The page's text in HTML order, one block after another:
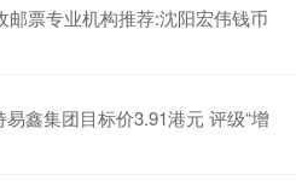
票专业机构推荐:沈阳宏伟钱币
鑫集团目标价3.91港元 评级“增